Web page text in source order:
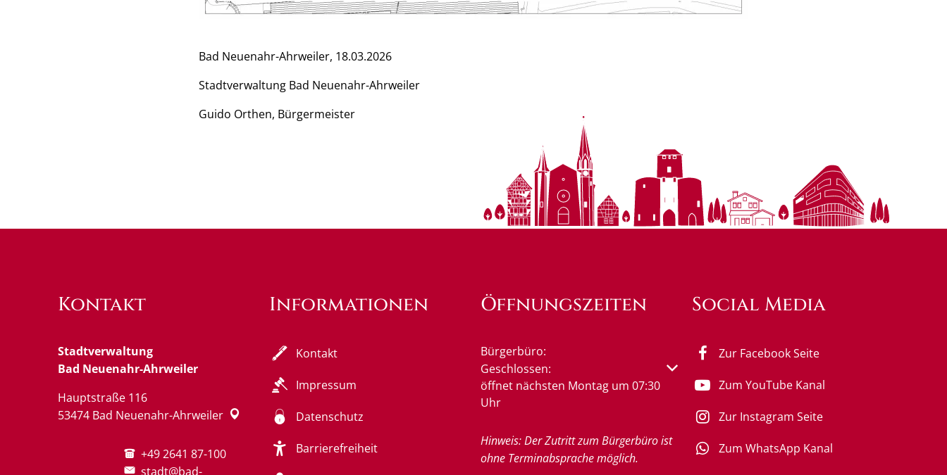
Bad Neuenahr-Ahrweiler, 18.03.2026
Stadtverwaltung Bad Neuenahr-Ahrweiler
Guido Orthen, Bürgermeister
Kontakt
Stadtverwaltung
Bad Neuenahr-Ahrweiler
Hauptstraße 116
53474 Bad Neuenahr-Ahrweiler
+49 2641 87-100
stadt@bad-
Informationen
Kontakt
Impressum
Datenschutz
Barrierefreiheit
Öffnungszeiten
Bürgerbüro:
Klicken, um weitere Öffnungs- oder Schließzeiten auszublenden
Geschlossen:
öffnet nächsten Montag um 07:30
Uhr
Hinweis: Der Zutritt zum Bürgerbüro ist
ohne Terminabsprache möglich.
Social Media
Zur Facebook Seite
Zum YouTube Kanal
Zur Instagram Seite
Zum WhatsApp Kanal